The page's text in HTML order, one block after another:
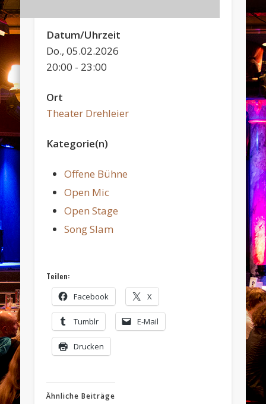
Datum/Uhrzeit
Do., 05.02.2026
20:00 - 23:00
Ort
Theater Drehleier
Kategorie(n)
Offene Bühne
Open Mic
Open Stage
Song Slam
Teilen:
Facebook X
Tumblr E-Mail
Drucken
Ähnliche Beiträge